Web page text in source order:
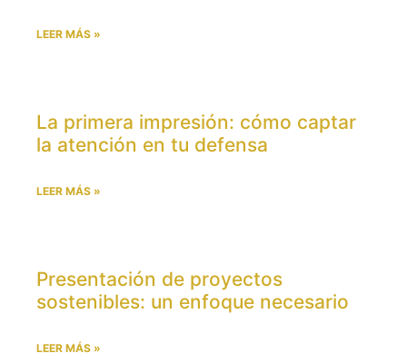
LEER MÁS »
La primera impresión: cómo captar
la atención en tu defensa
LEER MÁS »
Presentación de proyectos
sostenibles: un enfoque necesario
LEER MÁS »